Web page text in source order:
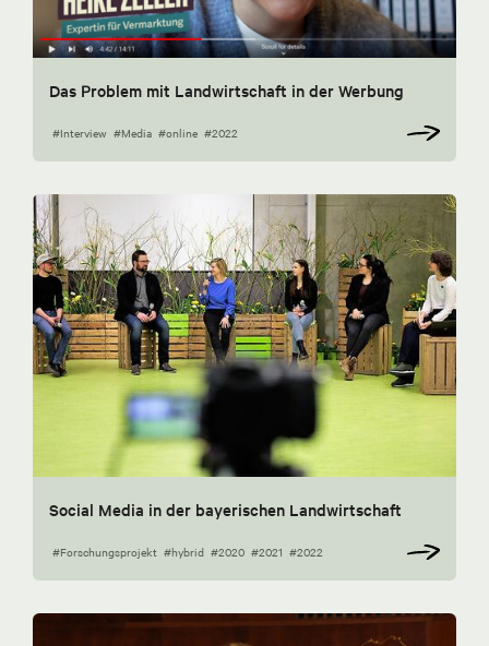
Das Problem mit Landwirtschaft in der Werbung
#Interview #Media #online #2022
Social Media in der bayerischen Landwirtschaft
#Forschungsprojekt #hybrid #2020 #2021 #2022